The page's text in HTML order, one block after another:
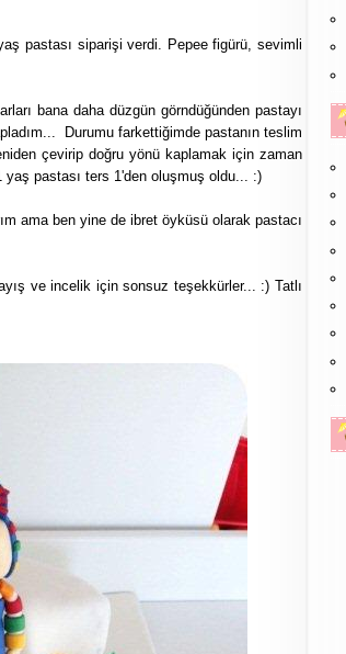
pastası siparişi verdi. Pepee figürü, sevimli
bana daha düzgün görndüğünden pastayı
Durumu farkettiğimde pastanın teslim
çevirip doğru yönü kaplamak için zaman
pastası ters 1'den oluşmuş oldu... :)
ama ben yine de ibret öyküsü olarak pastacı
ve incelik için sonsuz teşekkürler... :) Tatlı